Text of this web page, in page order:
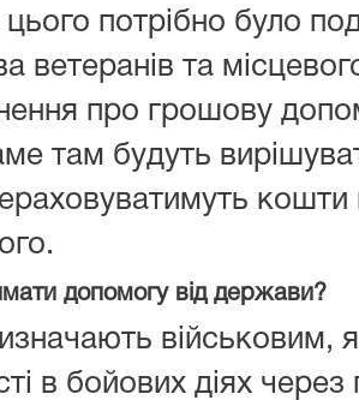
потрібно було
ветеранів та
про грошову
там будуть
кошти
допомогу від держави?
військовим,
в бойових діях